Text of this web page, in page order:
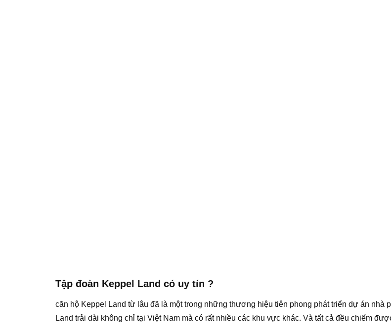
Tập đoàn Keppel Land có uy tín ?
căn hộ Keppel Land từ lâu đã là một trong những thương hiệu tiên phong phát triển dự án nhà
Land trải dài không chỉ tại Việt Nam mà có rất nhiều các khu vực khác. Và tất cả đều chiếm